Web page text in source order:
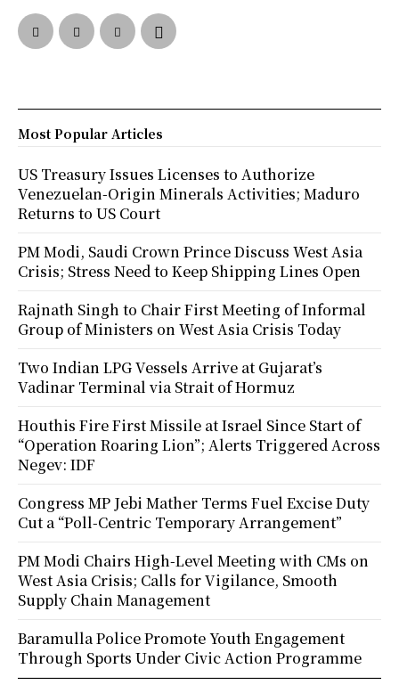
Most Popular Articles
US Treasury Issues Licenses to Authorize
Venezuelan-Origin Minerals Activities; Maduro
Returns to US Court
PM Modi, Saudi Crown Prince Discuss West Asia
Crisis; Stress Need to Keep Shipping Lines Open
Rajnath Singh to Chair First Meeting of Informal
Group of Ministers on West Asia Crisis Today
Two Indian LPG Vessels Arrive at Gujarat’s
Vadinar Terminal via Strait of Hormuz
Houthis Fire First Missile at Israel Since Start of
“Operation Roaring Lion”; Alerts Triggered Across
Negev: IDF
Congress MP Jebi Mather Terms Fuel Excise Duty
Cut a “Poll-Centric Temporary Arrangement”
PM Modi Chairs High-Level Meeting with CMs on
West Asia Crisis; Calls for Vigilance, Smooth
Supply Chain Management
Baramulla Police Promote Youth Engagement
Through Sports Under Civic Action Programme